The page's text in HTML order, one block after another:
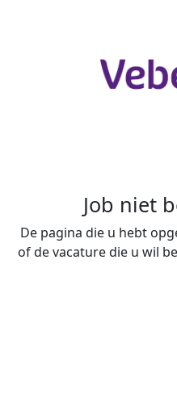
Job niet
De pagina die u hebt
of de vacature die u wil